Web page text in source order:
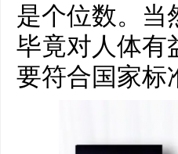
是个位数。当
毕竟对人体有
要符合国家标